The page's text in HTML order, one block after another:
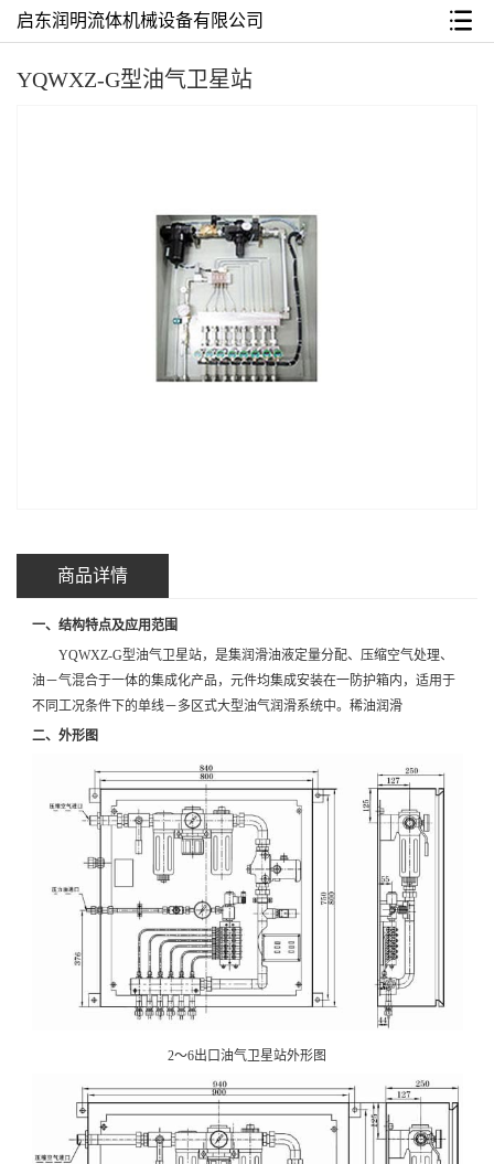
启东润明流体机械设备有限公司
YQWXZ-G型油气卫星站
商品详情
一、结构特点及应用范围
YQWXZ-G型油气卫星站，是集润滑油液定量分配、压缩空气处理、
油－气混合于一体的集成化产品，元件均集成安装在一防护箱内，适用于
不同工况条件下的单线－多区式大型油气润滑系统中。稀油润滑
二、外形图
2～6出口油气卫星站外形图